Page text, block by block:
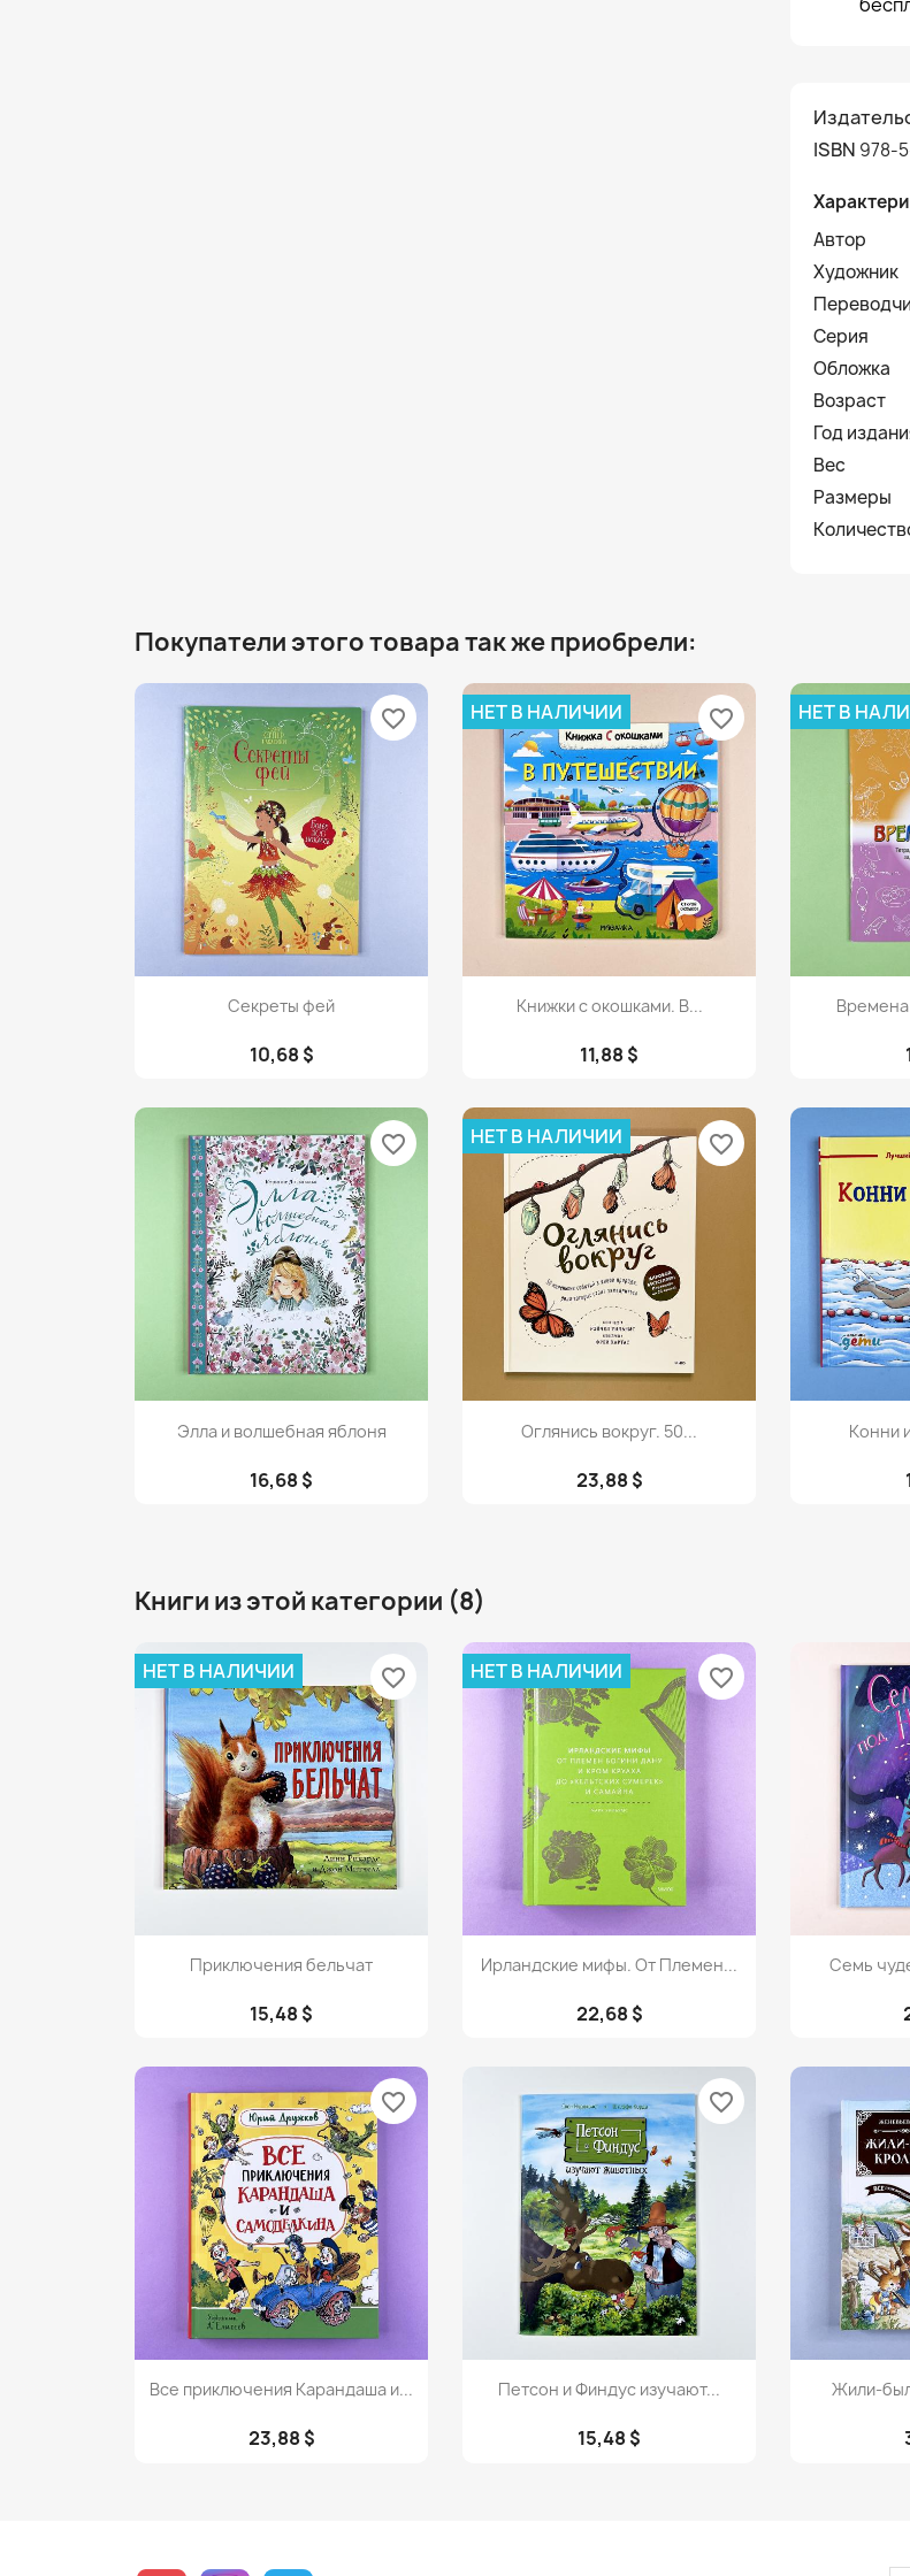
ISBN 978-
Автор
Художник
Серия
Обложка
Возраст
Год
Вес
Размеры
Покупатели этого товара так же приобрели:
Просмотр
Секреты фей
10,68 $
favorite_border
Просмотр
Книжки с окошками. В...
11,88 $
НЕТ В НАЛИЧИИ favorite_border

Времена
НЕТ В
Просмотр
Элла и волшебная яблоня
16,68 $
favorite_border
Просмотр
Оглянись вокруг. 50...
23,88 $
НЕТ В НАЛИЧИИ favorite_border

Конни
Книги из этой категории (8)
Просмотр
Приключения бельчат
15,48 $
НЕТ В НАЛИЧИИ favorite_border
Просмотр
Ирландские мифы. От Племен...
22,68 $
НЕТ В НАЛИЧИИ favorite_border

Семь
Просмотр
Все приключения Карандаша и...
23,88 $
favorite_border
Просмотр
Петсон и Финдус изучают...
15,48 $
favorite_border

Жили-